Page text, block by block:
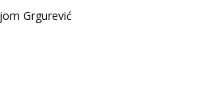
Grgurević